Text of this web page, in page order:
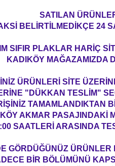
SATILAN
BELİRTİLMEDİKÇE 24
SIFIR PLAKLAR HARİÇ
KADIKÖY MAĞAZAMIZDA
ÜRÜNLERİ SİTE
"DÜKKAN TESLİM"
TAMAMLANDIKTAN
AKMAR PASAJINDAKİ
SAATLERİ ARASINDA
GÖRDÜĞÜNÜZ ÜRÜNLER
BİR BÖLÜMÜNÜ